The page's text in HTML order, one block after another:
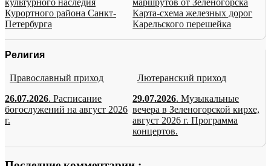
культурного наследия
Курортного района Санкт-
Петербурга
маршрутов от Зеленогорска
Карта-схема железных дорог
Карельского перешейка
Религия
Православный приход
26.07.2026. Расписание
богослужений на август 2026
г.
Лютеранский приход
29.07.2026. Музыкальные
вечера в Зеленогорской кирхе,
август 2026 г. Программа
концертов.